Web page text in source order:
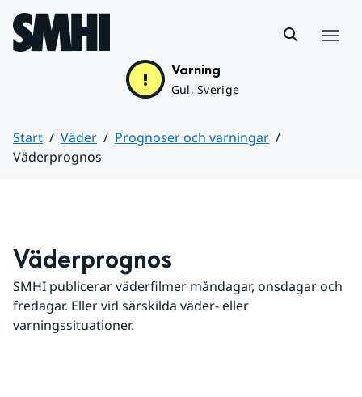
Hoppa till sidans innehåll
Varning
Gul, Sverige
Start Väder
Prognoser och varningar
Väderprognos
Väderprognos
SMHI publicerar väderfilmer måndagar, onsdagar och
fredagar. Eller vid särskilda väder- eller
varningssituationer.